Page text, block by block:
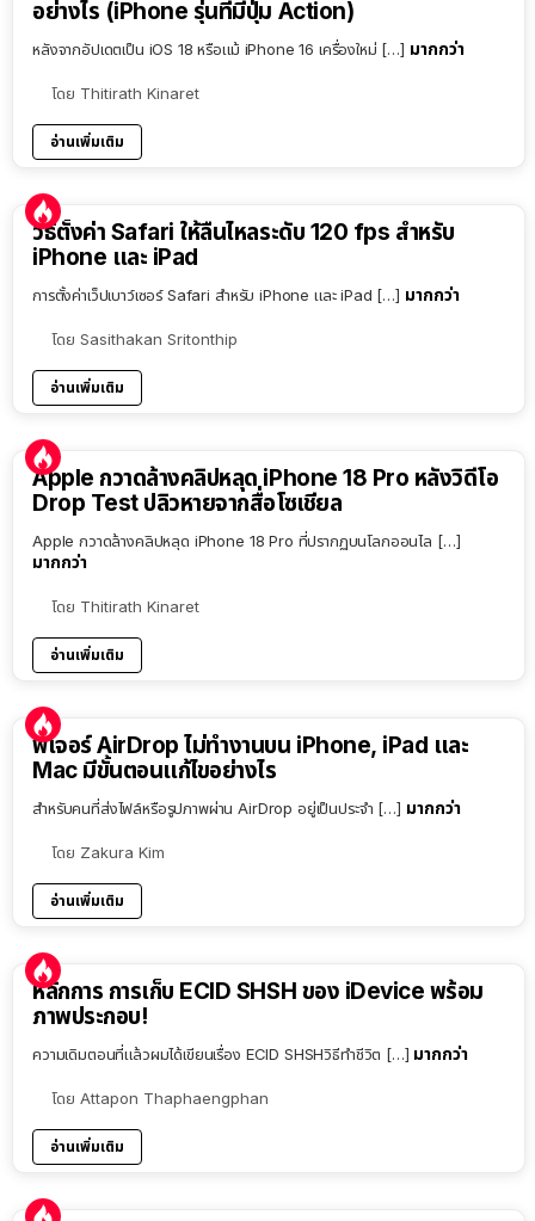
อย่างไร (iPhone รุ่นที่มีปุ่ม Action)
หลังจากอัปเดตเป็น iOS 18 หรือแม้ iPhone 16 เครื่องใหม่ […] มากกว่า
โดย Thitirath Kinaret
อ่านเพิ่มเติม
วิธีตั้งค่า Safari ให้ลื่นไหลระดับ 120 fps สำหรับ
iPhone และ iPad
การตั้งค่าเว็ปเบาว์เซอร์ Safari สำหรับ iPhone และ iPad […] มากกว่า
โดย Sasithakan Sritonthip
อ่านเพิ่มเติม
Apple กวาดล้างคลิปหลุด iPhone 18 Pro หลังวิดีโอ
Drop Test ปลิวหายจากสื่อโซเชียล
Apple กวาดล้างคลิปหลุด iPhone 18 Pro ที่ปรากฏบนโลกออนไล […]
มากกว่า
โดย Thitirath Kinaret
อ่านเพิ่มเติม
ฟีเจอร์ AirDrop ไม่ทำงานบน iPhone, iPad และ
Mac มีขั้นตอนแก้ไขอย่างไร
สำหรับคนที่ส่งไฟล์หรือรูปภาพผ่าน AirDrop อยู่เป็นประจำ […] มากกว่า
โดย Zakura Kim
อ่านเพิ่มเติม
หลักการ การเก็บ ECID SHSH ของ iDevice พร้อม
ภาพประกอบ!
ความเดิมตอนที่แล้วผมได้เขียนเรื่อง ECID SHSHวิธีทำชีวิต […] มากกว่า
โดย Attapon Thaphaengphan
อ่านเพิ่มเติม